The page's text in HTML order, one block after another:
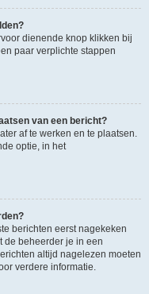
dienende knop klikken bij
paar verplichte stappen
van een bericht?
af te werken en te plaatsen.
optie, in het
berichten eerst nagekeken
de beheerder je in een
altijd nagelezen moeten
verdere informatie.